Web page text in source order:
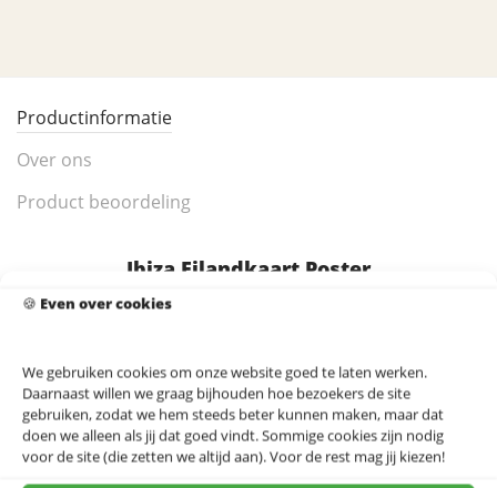
🍪 Even over cookies
We gebruiken cookies om onze website goed te laten werken.
Daarnaast willen we graag bijhouden hoe bezoekers de site
gebruiken, zodat we hem steeds beter kunnen maken, maar dat
doen we alleen als jij dat goed vindt. Sommige cookies zijn nodig
voor de site (die zetten we altijd aan). Voor de rest mag jij kiezen!
Productinformatie
Over ons
Product beoordeling
Ibiza Eilandkaart Poster
Ibiza is het beroemdste eiland van de Spaanse
bruisende nachtleven. Deze eilandkaart toont het hele
eiland, van Ibiza-stad en Sant Antoni tot de rustige
noordkust. Bekijk voor het grotere geheel ook de
Spanje landkaart.